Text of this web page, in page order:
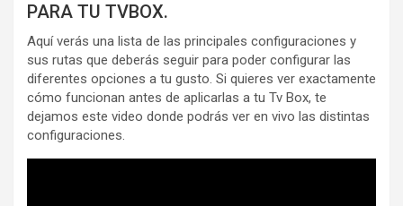
PARA TU TVBOX.
Aquí verás una lista de las principales configuraciones y
sus rutas que deberás seguir para poder configurar las
diferentes opciones a tu gusto. Si quieres ver exactamente
cómo funcionan antes de aplicarlas a tu Tv Box, te
dejamos este video donde podrás ver en vivo las distintas
configuraciones.